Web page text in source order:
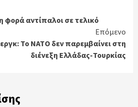
αντίπαλοι σε τελικό
Επόμενο
Το ΝΑΤΟ δεν παρεμβαίνει στη
διένεξη Ελλάδας-Τουρκίας